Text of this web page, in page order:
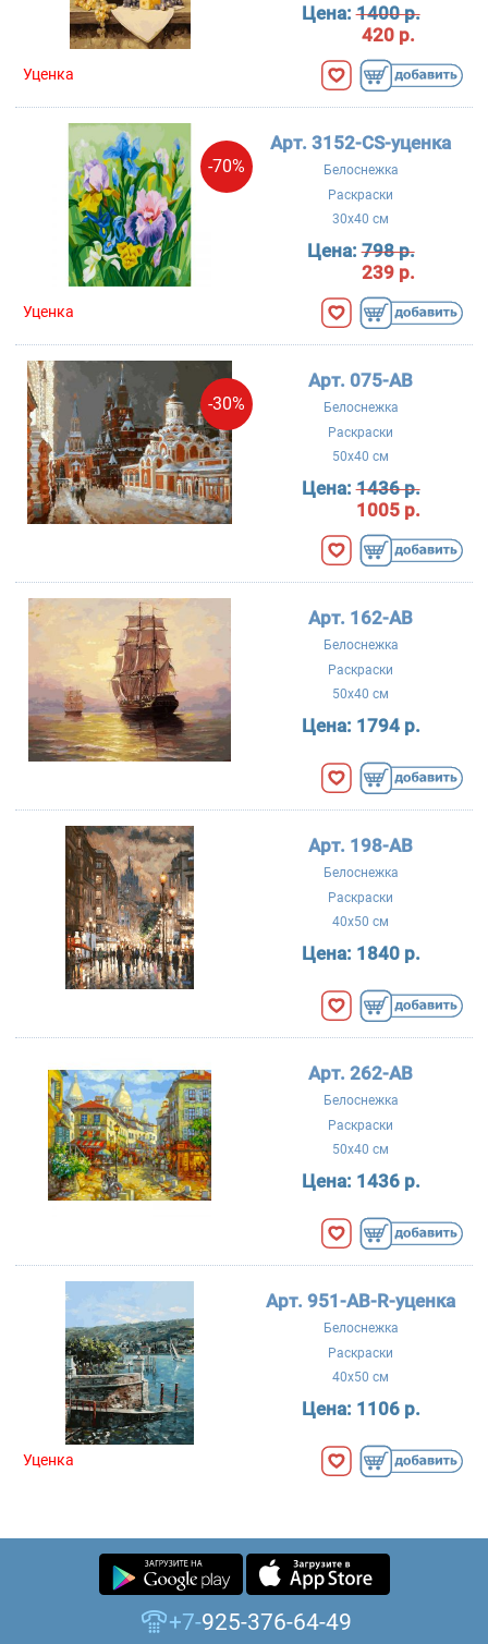
Цена:1400 р.
420 р.
Уценка
-70%
Арт. 3152-CS-уценка
Белоснежка
Раскраски
30x40 см
Цена:798 р.
239 р.
Уценка
-30%
Арт. 075-AB
Белоснежка
Раскраски
50x40 см
Цена:1436 р.
1005 р.
Арт. 162-AB
Белоснежка
Раскраски
50x40 см
Цена: 1794 р.
Арт. 198-AB
Белоснежка
Раскраски
40x50 см
Цена: 1840 р.
Арт. 262-AB
Белоснежка
Раскраски
50x40 см
Цена: 1436 р.
Арт. 951-AB-R-уценка
Белоснежка
Раскраски
40x50 см
Цена: 1106 р.
Уценка
+7-925-376-64-49